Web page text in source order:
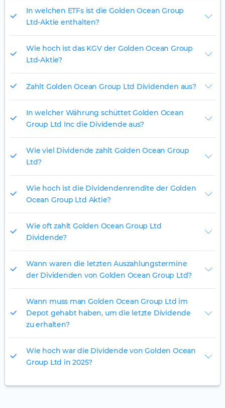
In welchen ETFs ist die Golden Ocean Group
Ltd-Aktie enthalten?
Wie hoch ist das KGV der Golden Ocean Group
Ltd-Aktie?
Zahlt Golden Ocean Group Ltd Dividenden aus?
In welcher Währung schüttet Golden Ocean
Group Ltd Inc die Dividende aus?
Wie viel Dividende zahlt Golden Ocean Group
Ltd?
Wie hoch ist die Dividendenrendite der Golden
Ocean Group Ltd Aktie?
Wie oft zahlt Golden Ocean Group Ltd
Dividende?
Wann waren die letzten Auszahlungstermine
der Dividenden von Golden Ocean Group Ltd?
Wann muss man Golden Ocean Group Ltd im
Depot gehabt haben, um die letzte Dividende
zu erhalten?
Wie hoch war die Dividende von Golden Ocean
Group Ltd in 2025?